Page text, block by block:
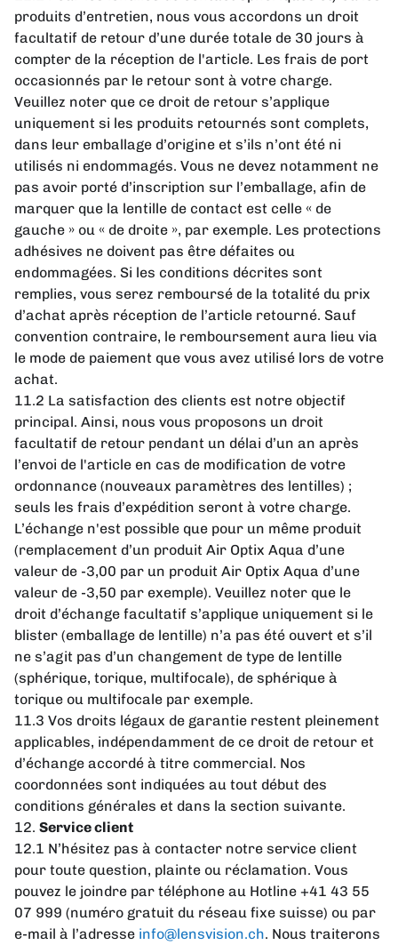
produits d’entretien, nous vous accordons un droit
facultatif de retour d’une durée totale de 30 jours à
compter de la réception de l'article. Les frais de port
occasionnés par le retour sont à votre charge.
Veuillez noter que ce droit de retour s’applique
uniquement si les produits retournés sont complets,
dans leur emballage d’origine et s’ils n’ont été ni
utilisés ni endommagés. Vous ne devez notamment ne
pas avoir porté d’inscription sur l’emballage, afin de
marquer que la lentille de contact est celle « de
gauche » ou « de droite », par exemple. Les protections
adhésives ne doivent pas être défaites ou
endommagées. Si les conditions décrites sont
remplies, vous serez remboursé de la totalité du prix
d’achat après réception de l’article retourné. Sauf
convention contraire, le remboursement aura lieu via
le mode de paiement que vous avez utilisé lors de votre
achat.
11.2 La satisfaction des clients est notre objectif
principal. Ainsi, nous vous proposons un droit
facultatif de retour pendant un délai d’un an après
l’envoi de l'article en cas de modification de votre
ordonnance (nouveaux paramètres des lentilles) ;
seuls les frais d’expédition seront à votre charge.
L’échange n'est possible que pour un même produit
(remplacement d’un produit Air Optix Aqua d’une
valeur de -3,00 par un produit Air Optix Aqua d’une
valeur de -3,50 par exemple). Veuillez noter que le
droit d’échange facultatif s’applique uniquement si le
blister (emballage de lentille) n’a pas été ouvert et s’il
ne s’agit pas d’un changement de type de lentille
(sphérique, torique, multifocale), de sphérique à
torique ou multifocale par exemple.
11.3 Vos droits légaux de garantie restent pleinement
applicables, indépendamment de ce droit de retour et
d’échange accordé à titre commercial. Nos
coordonnées sont indiquées au tout début des
conditions générales et dans la section suivante.
12. Service client
12.1 N’hésitez pas à contacter notre service client
pour toute question, plainte ou réclamation. Vous
pouvez le joindre par téléphone au Hotline +41 43 55
07 999 (numéro gratuit du réseau fixe suisse) ou par
e-mail à l’adresse info@lensvision.ch. Nous traiterons